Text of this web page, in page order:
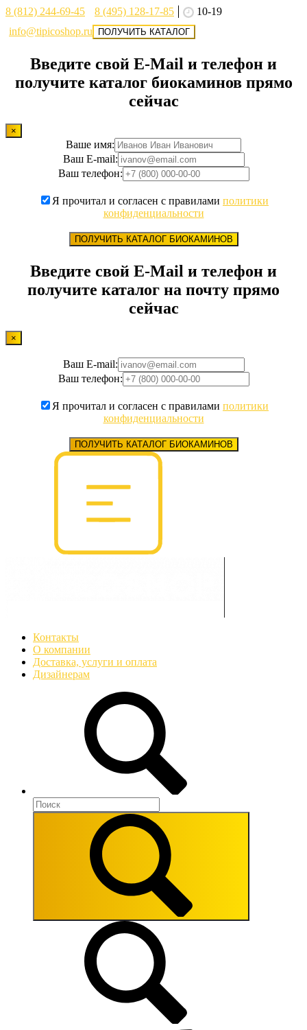
8 (812) 244-69-45 8 (495) 128-17-85
10-19
info@tipicoshop.ru
ПОЛУЧИТЬ КАТАЛОГ
Введите свой E-Mail и телефон и
получите каталог биокаминов прямо
сейчас
×
Ваше имя:
Ваш E-mail:
Ваш телефон:
Я прочитал и согласен с правилами политики
конфиденциальности
ПОЛУЧИТЬ КАТАЛОГ БИОКАМИНОВ
Введите свой E-Mail и телефон и
получите каталог на почту прямо
сейчас
×
Ваш E-mail:
Ваш телефон:
Я прочитал и согласен с правилами политики
конфиденциальности
ПОЛУЧИТЬ КАТАЛОГ БИОКАМИНОВ
Контакты
О компании
Доставка, услуги и оплата
Дизайнерам